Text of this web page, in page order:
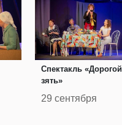
Спектакль «Дорогой
зять»
29 сентября